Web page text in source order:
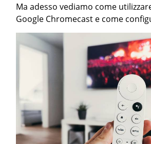
Ma adesso vediamo come
Google Chromecast e come